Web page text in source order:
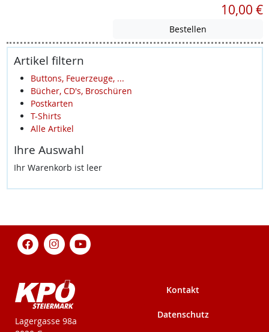
10,00 €
Artikel filtern
Buttons, Feuerzeuge, ...
Bücher, CD's, Broschüren
Postkarten
T-Shirts
Alle Artikel
Ihre Auswahl
Ihr Warenkorb ist leer
KPÖ-Steiermark
Lagergasse 98a
Kontakt
Datenschutz